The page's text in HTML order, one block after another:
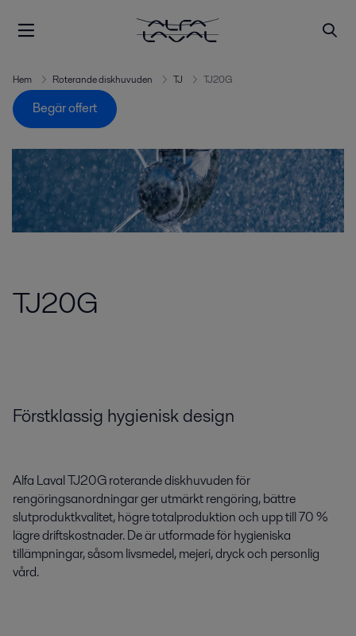
Hem Roterande diskhuvuden TJ TJ20G
Begär offert
TJ20G
Förstklassig hygienisk design
Alfa Laval TJ20G roterande diskhuvuden för
rengöringsanordningar ger utmärkt rengöring, bättre
slutproduktkvalitet, högre totalproduktion och upp till 70 %
lägre driftskostnader. De är utformade för hygieniska
tillämpningar, såsom livsmedel, mejeri, dryck och personlig
vård.